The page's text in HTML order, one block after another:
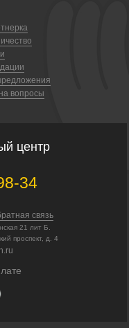
вопросы
центр
34
связь
21 лит Б.
проспект, д. 4